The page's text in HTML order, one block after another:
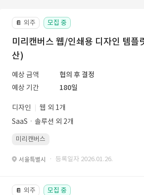
📔 외주 모집 중
미리캔버스 웹/인쇄용 디자인 템플
산)
예상 금액
협의 후 결정
예상 기간
180일
디자인
웹 외 1개
SaaSㆍ솔루션 외 2개
미리캔버스
서울특별시 · 등록일자 2026.01.26.
📔 외주 모집 중